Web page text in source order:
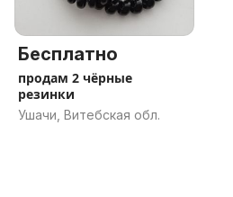
Бесплатно
продам 2 чёрные
резинки
Ушачи, Витебская обл.